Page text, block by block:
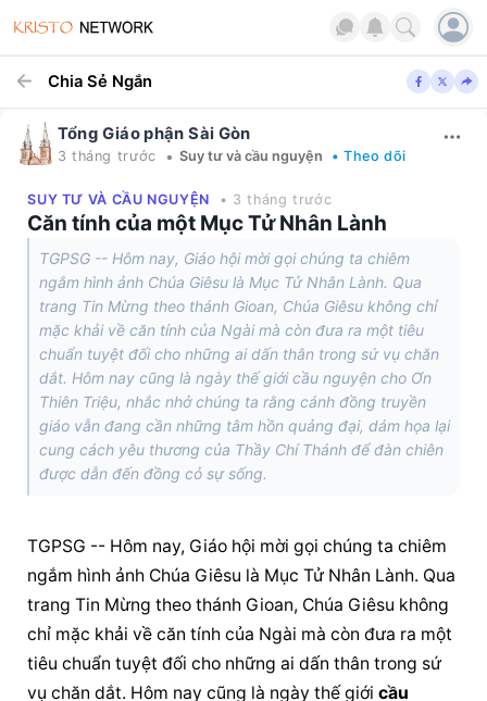
Chia Sẻ Ngắn
Tổng Giáo phận Sài Gòn
3 tháng trước • Suy tư và cầu nguyện • Theo dõi
SUY TƯ VÀ CẦU NGUYỆN • 3 tháng trước
Căn tính của một Mục Tử Nhân Lành
TGPSG -- Hôm nay, Giáo hội mời gọi chúng ta chiêm
ngắm hình ảnh Chúa Giêsu là Mục Tử Nhân Lành. Qua
trang Tin Mừng theo thánh Gioan, Chúa Giêsu không chỉ
mặc khải về căn tính của Ngài mà còn đưa ra một tiêu
chuẩn tuyệt đối cho những ai dấn thân trong sứ vụ chăn
dắt. Hôm nay cũng là ngày thế giới cầu nguyện cho Ơn
Thiên Triệu, nhắc nhở chúng ta rằng cánh đồng truyền
giáo vẫn đang cần những tâm hồn quảng đại, dám họa lại
cung cách yêu thương của Thầy Chí Thánh để đàn chiên
được dẫn đến đồng cỏ sự sống.
TGPSG -- Hôm nay, Giáo hội mời gọi chúng ta chiêm
ngắm hình ảnh Chúa Giêsu là Mục Tử Nhân Lành. Qua
trang Tin Mừng theo thánh Gioan, Chúa Giêsu không
chỉ mặc khải về căn tính của Ngài mà còn đưa ra một
tiêu chuẩn tuyệt đối cho những ai dấn thân trong sứ
vụ chăn dắt. Hôm nay cũng là ngày thế giới cầu